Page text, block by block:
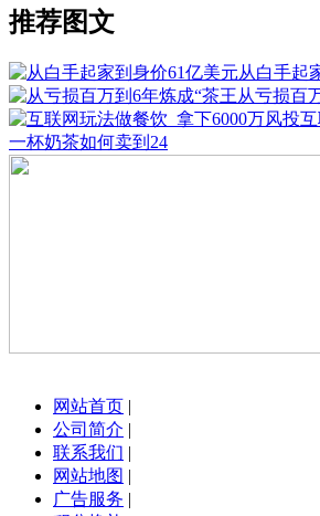
推荐图文
从白手起
从亏损百
互
一杯奶茶如何卖到24
网站首页 |
公司简介 |
联系我们 |
网站地图 |
广告服务 |